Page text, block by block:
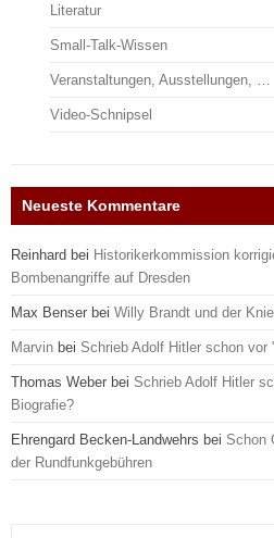
Literatur
Small-Talk-Wissen
Veranstaltungen, Ausstellungen, …
Video-Schnipsel
Neueste Kommentare
Reinhard bei Historikerkommission
Bombenangriffe auf Dresden
Max Benser bei Willy Brandt und der
Marvin bei Schrieb Adolf Hitler schon
Thomas Weber bei Schrieb Adolf Hitler
Biografie?
Ehrengard Becken-Landwehrs bei Schon
der Rundfunkgebühren